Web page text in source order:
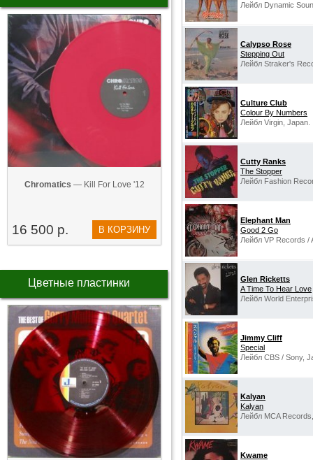
Chromatics — Kill For Love '12
16 500 р. В КОРЗИНУ
Цветные пластинки
Лейбл Dynamic
Calypso Rose
Stepping Out
Лейбл Straker's
Culture Club
Colour By Numbers
Лейбл Virgin, Japan.
Cutty Ranks
The Stopper
Лейбл Fashion
Elephant Man
Good 2 Go
Лейбл VP Records /
Glen Ricketts
A Time To Hear Love
Лейбл World
Jimmy Cliff
Special
Лейбл CBS / Sony,
Kalyan
Kalyan
Лейбл MCA
Kwame